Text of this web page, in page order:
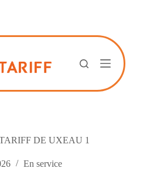
DE UXEAU 1
En service